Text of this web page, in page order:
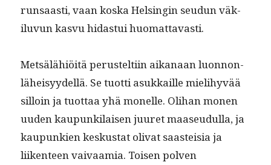
run­saasti, vaan kos­ka Helsin­gin seudun väk­
ilu­vun kasvu hidas­tui huomattavasti.
Met­sälähiöitä perustelti­in aikanaan luon­non­
läheisyy­del­lä. Se tuot­ti asukkaille mieli­hyvää
sil­loin ja tuot­taa yhä mon­elle. Oli­han mon­en
uuden kaupunki­laisen juuret maaseudul­la, ja
kaupunkien kesku­s­tat oli­vat saasteisia ja
liiken­teen vaivaamia. Toisen pol­ven